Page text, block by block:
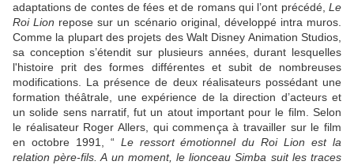
adaptations de contes de fées et de romans qui l’ont précédé, Le
Roi Lion repose sur un scénario original, développé intra muros.
Comme la plupart des projets des Walt Disney Animation Studios,
sa conception s’étendit sur plusieurs années, durant lesquelles
l'histoire prit des formes différentes et subit de nombreuses
modifications. La présence de deux réalisateurs possédant une
formation théâtrale, une expérience de la direction d’acteurs et
un solide sens narratif, fut un atout important pour le film. Selon
le réalisateur Roger Allers, qui commença à travailler sur le film
en octobre 1991, “ Le ressort émotionnel du Roi Lion est la
relation père-fils. A un moment, le lionceau Simba suit les traces